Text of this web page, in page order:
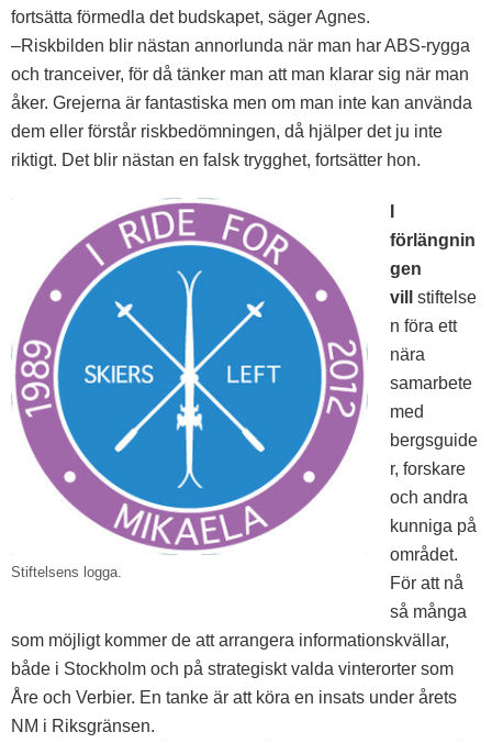
fortsätta förmedla det budskapet, säger Agnes.
–Riskbilden blir nästan annorlunda när man har ABS-rygga
och tranceiver, för då tänker man att man klarar sig när man
åker. Grejerna är fantastiska men om man inte kan använda
dem eller förstår riskbedömningen, då hjälper det ju inte
riktigt. Det blir nästan en falsk trygghet, fortsätter hon.
Stiftelsens logga.
förlängnin
gen
vill
stiftelse
n föra ett
nära
samarbete
med
bergsguide
r, forskare
och andra
kunniga på
området.
För att nå
så många
som möjligt kommer de att arrangera informationskvällar,
både i Stockholm och på strategiskt valda vinterorter som
Åre och Verbier. En tanke är att köra en insats under årets
NM i Riksgränsen.